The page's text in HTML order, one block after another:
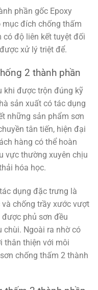
phần gốc Epoxy
đích chống thấm
có độ liên kết tuyệt đối
xử lý triệt để.
2 thành phần
khi được trộn đúng kỹ
sản xuất có tác dụng
những sản phẩm sơn
tân tiến, hiện đại
hàng có thể hoàn
vực thường xuyên chịu
hóa học.
dụng đặc trưng là
chống trầy xước vượt
phủ sơn đều
chùi. Ngoài ra nhờ có
thân thiện với môi
chống thấm 2 thành